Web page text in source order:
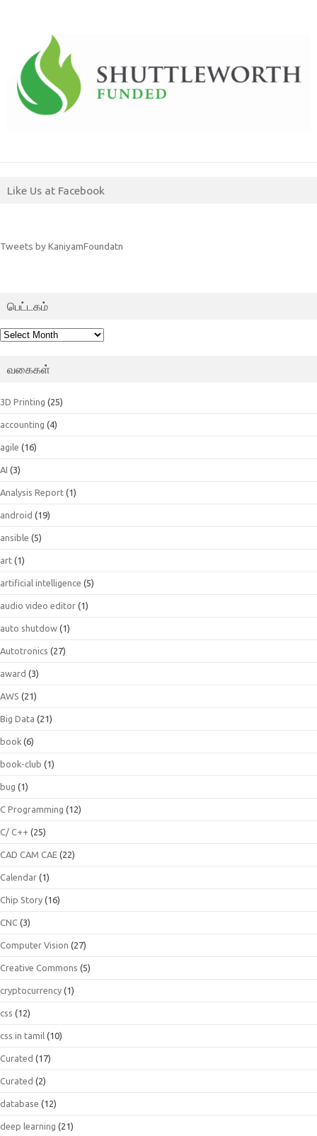
Like Us at Facebook
Tweets by KaniyamFoundatn
பெட்டகம்
பெட்டகம்
வகைகள்
3D Printing (25)
accounting (4)
agile (16)
AI (3)
Analysis Report (1)
android (19)
ansible (5)
art (1)
artificial intelligence (5)
audio video editor (1)
auto shutdow (1)
Autotronics (27)
award (3)
AWS (21)
Big Data (21)
book (6)
book-club (1)
bug (1)
C Programming (12)
C/ C++ (25)
CAD CAM CAE (22)
Calendar (1)
Chip Story (16)
CNC (3)
Computer Vision (27)
Creative Commons (5)
cryptocurrency (1)
css (12)
css in tamil (10)
Curated (17)
Curated (2)
database (12)
deep learning (21)